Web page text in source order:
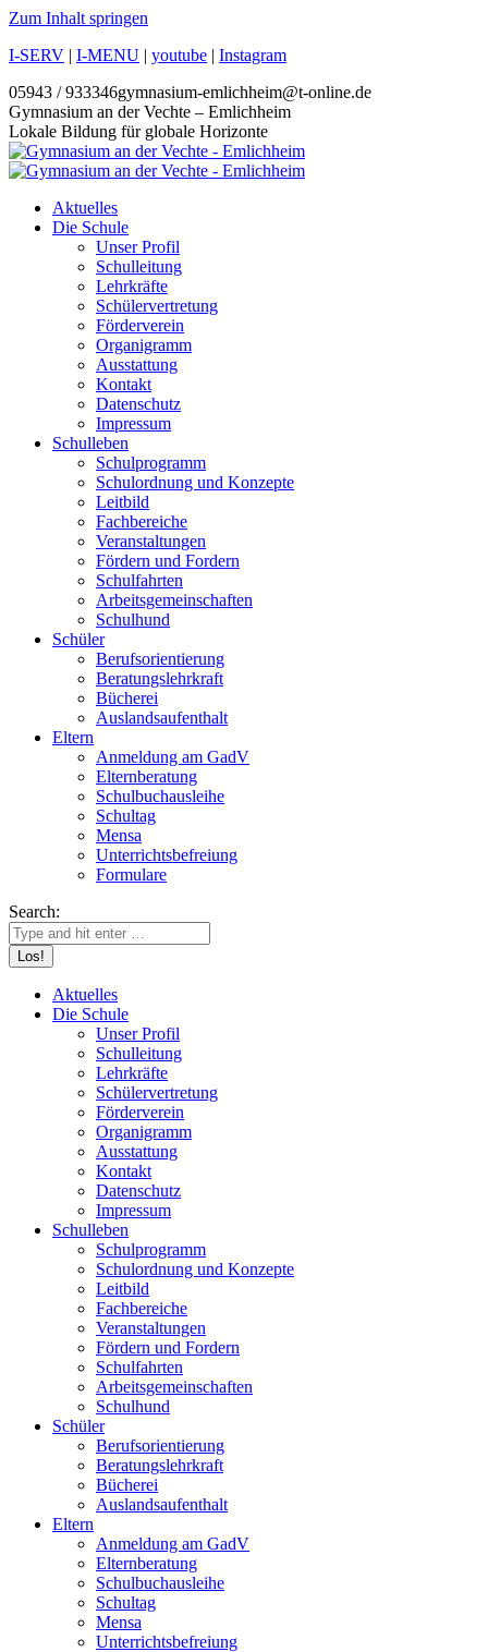
Zum Inhalt springen
I-SERV | I-MENU | youtube | Instagram
05943 / 933346gymnasium-emlichheim@t-online.de
Gymnasium an der Vechte – Emlichheim
Lokale Bildung für globale Horizonte
Aktuelles
Die Schule
Unser Profil
Schulleitung
Lehrkräfte
Schülervertretung
Förderverein
Organigramm
Ausstattung
Kontakt
Datenschutz
Impressum
Schulleben
Schulprogramm
Schulordnung und Konzepte
Leitbild
Fachbereiche
Veranstaltungen
Fördern und Fordern
Schulfahrten
Arbeitsgemeinschaften
Schulhund
Schüler
Berufsorientierung
Beratungslehrkraft
Bücherei
Auslandsaufenthalt
Eltern
Anmeldung am GadV
Elternberatung
Schulbuchausleihe
Schultag
Mensa
Unterrichtsbefreiung
Formulare
Search:
Aktuelles
Die Schule
Unser Profil
Schulleitung
Lehrkräfte
Schülervertretung
Förderverein
Organigramm
Ausstattung
Kontakt
Datenschutz
Impressum
Schulleben
Schulprogramm
Schulordnung und Konzepte
Leitbild
Fachbereiche
Veranstaltungen
Fördern und Fordern
Schulfahrten
Arbeitsgemeinschaften
Schulhund
Schüler
Berufsorientierung
Beratungslehrkraft
Bücherei
Auslandsaufenthalt
Eltern
Anmeldung am GadV
Elternberatung
Schulbuchausleihe
Schultag
Mensa
Unterrichtsbefreiung